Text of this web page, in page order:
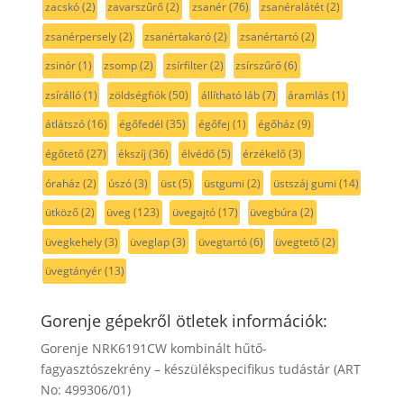
zacskó(2) zavarszűrő(2) zsanér(76) zsanéralátét(2)
zsanérpersely(2) zsanértakaró(2) zsanértartó(2)
zsinór(1) zsomp(2) zsírfilter(2) zsírszűrő(6)
zsírálló(1) zöldségfiók(50) állítható láb(7) áramlás (1)
átlátszó(16) égőfedél (35) égőfej (1) égőház (9)
égőtető(27) ékszíj (36) élvédő(5) érzékelő(3)
óraház (2) úszó(3) üst(5) üstgumi (2) üstszáj gumi (14)
ütköző(2) üveg(123) üvegajtó(17) üvegbúra (2)
üvegkehely(3) üveglap(3) üvegtartó(6) üvegtető(2)
üvegtányér(13)
Gorenje gépekről ötletek információk:
Gorenje NRK6191CW kombinált hűtő-
fagyasztószekrény – készülékspecifikus tudástár (ART
No: 499306/01)